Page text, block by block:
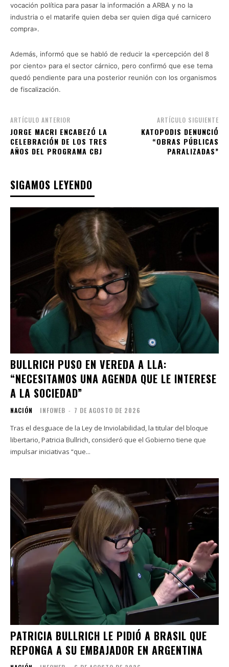
vocación política para pasar la información a ARBA y no la
industria o el matarife quien deba ser quien diga qué carnicero
compra».
Además, informó que se habló de reducir la «percepción del 8
por ciento» para el sector cárnico, pero confirmó que ese tema
quedó pendiente para una posterior reunión con los organismos
de fiscalización.
ARTÍCULO ANTERIOR
JORGE MACRI ENCABEZÓ LA
CELEBRACIÓN DE LOS TRES
AÑOS DEL PROGRAMA CBJ
ARTÍCULO SIGUIENTE
KATOPODIS DENUNCIÓ
“OBRAS PÚBLICAS
PARALIZADAS”
SIGAMOS LEYENDO
BULLRICH PUSO EN VEREDA A LLA:
“NECESITAMOS UNA AGENDA QUE LE INTERESE
A LA SOCIEDAD”
NACIÓN INFOWEB - 7 DE AGOSTO DE 2026
Tras el desguace de la Ley de Inviolabilidad, la titular del bloque
libertario, Patricia Bullrich, consideró que el Gobierno tiene que
impulsar iniciativas “que...
PATRICIA BULLRICH LE PIDIÓ A BRASIL QUE
REPONGA A SU EMBAJADOR EN ARGENTINA